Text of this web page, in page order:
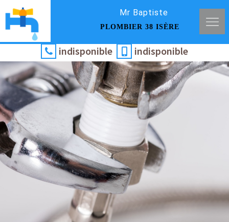
Mr Baptiste
PLOMBIER 38 ISÈRE
indisponible indisponible